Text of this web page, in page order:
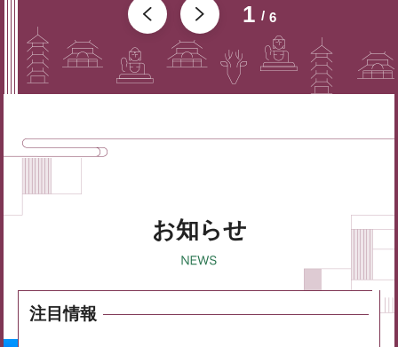
1 6
お知らせ
注目情報